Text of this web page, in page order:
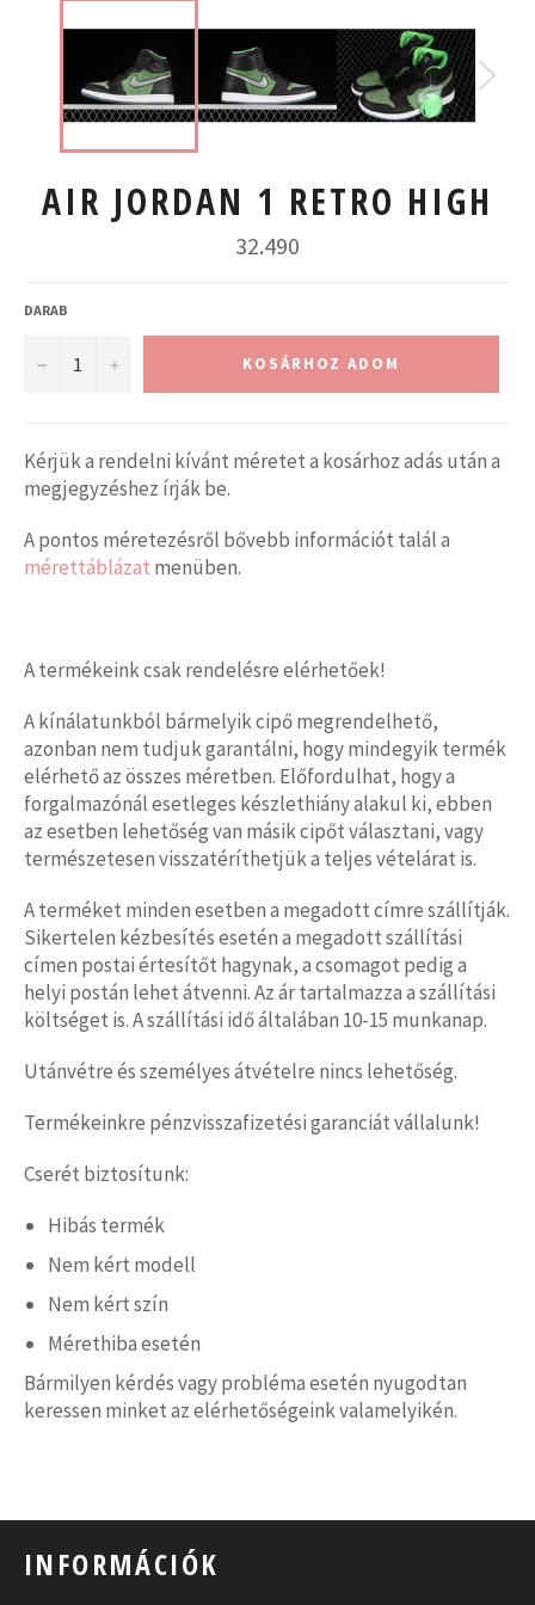
AIR JORDAN 1 RETRO HIGH
Normál
ár
32.490
DARAB
− + KOSÁRHOZ ADOM
Kérjük a rendelni kívánt méretet a kosárhoz adás után a
megjegyzéshez írják be.
A pontos méretezésről bővebb információt talál a
mérettáblázat menüben.
A termékeink csak rendelésre elérhetőek!
A kínálatunkból bármelyik cipő megrendelhető,
azonban nem tudjuk garantálni, hogy mindegyik termék
elérhető az összes méretben. Előfordulhat, hogy a
forgalmazónál esetleges készlethiány alakul ki, ebben
az esetben lehetőség van másik cipőt választani, vagy
természetesen visszatéríthetjük a teljes vételárat is.
A terméket minden esetben a megadott címre szállítják.
Sikertelen kézbesítés esetén a megadott szállítási
címen postai értesítőt hagynak, a csomagot pedig a
helyi postán lehet átvenni. Az ár tartalmazza a szállítási
költséget is. A szállítási idő általában 10-15 munkanap.
Utánvétre és személyes átvételre nincs lehetőség.
Termékeinkre pénzvisszafizetési garanciát vállalunk!
Cserét biztosítunk:
Hibás termék
Nem kért modell
Nem kért szín
Mérethiba esetén
Bármilyen kérdés vagy probléma esetén nyugodtan
keressen minket az elérhetőségeink valamelyikén.
INFORMÁCIÓK